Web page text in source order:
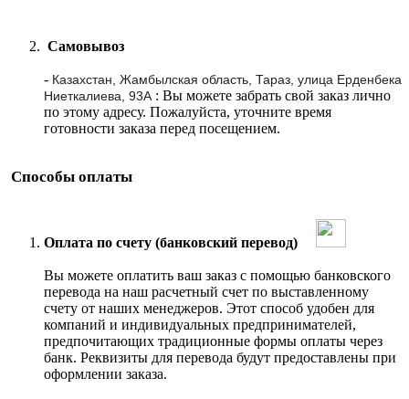
Самовывоз
- Казахстан, Жамбылская область, Тараз, улица Ерденбека
Ниеткалиева, 93А : Вы можете забрать свой заказ лично
по этому адресу. Пожалуйста, уточните время
готовности заказа перед посещением.
Способы оплаты
Оплата по счету (банковский перевод)
Вы можете оплатить ваш заказ с помощью банковского
перевода на наш расчетный счет по выставленному
счету от наших менеджеров. Этот способ удобен для
компаний и индивидуальных предпринимателей,
предпочитающих традиционные формы оплаты через
банк. Реквизиты для перевода будут предоставлены при
оформлении заказа.